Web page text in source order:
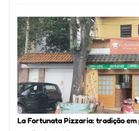
La Fortunata Pizzaria: tradição